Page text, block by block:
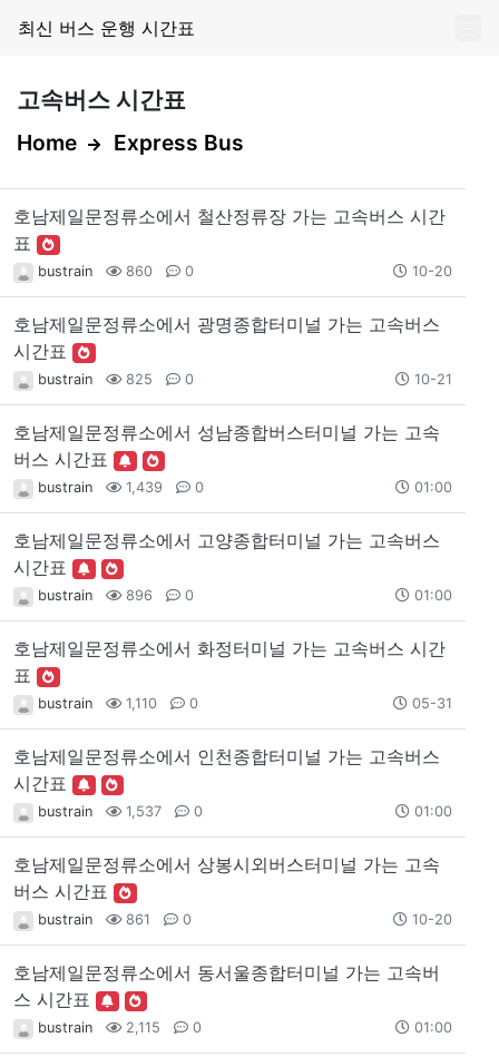
최신 버스 운행 시간표
고속버스 시간표
Home Express Bus
호남제일문정류소에서 철산정류장 가는 고속버스 시간
표
bustrain 860 0 10-20
호남제일문정류소에서 광명종합터미널 가는 고속버스
시간표
bustrain 825 0 10-21
호남제일문정류소에서 성남종합버스터미널 가는 고속
버스 시간표
bustrain 1,439 0 01:00
호남제일문정류소에서 고양종합터미널 가는 고속버스
시간표
bustrain 896 0 01:00
호남제일문정류소에서 화정터미널 가는 고속버스 시간
표
bustrain 1,110 0 05-31
호남제일문정류소에서 인천종합터미널 가는 고속버스
시간표
bustrain 1,537 0 01:00
호남제일문정류소에서 상봉시외버스터미널 가는 고속
버스 시간표
bustrain 861 0 10-20
호남제일문정류소에서 동서울종합터미널 가는 고속버
스 시간표
bustrain 2,115 0 01:00